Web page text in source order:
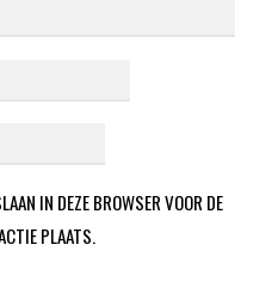
IN DEZE BROWSER VOOR DE
PLAATS.